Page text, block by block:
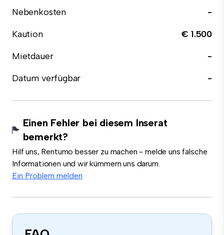
Nebenkosten
-
Kaution
€ 1.500
Mietdauer
-
Datum verfügbar
-
Einen Fehler bei diesem Inserat
bemerkt?
Hilf uns, Rentumo besser zu machen - melde uns falsche
Informationen und wir kümmern uns darum.
Ein Problem melden